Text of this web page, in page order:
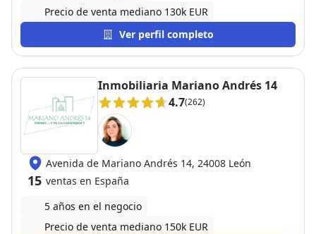
Precio de venta mediano 130k EUR
Ver perfil completo
Inmobiliaria Mariano Andrés 14
4.7(262)
Avenida de Mariano Andrés 14, 24008 León
15 ventas en España
5 años en el negocio
Precio de venta mediano 150k EUR